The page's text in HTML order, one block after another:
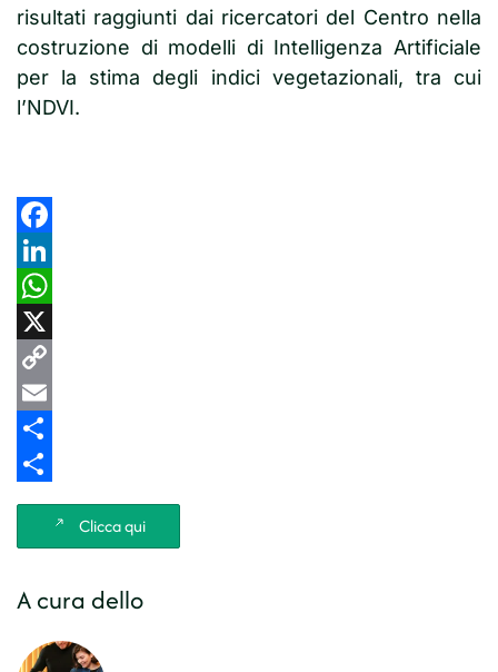
risultati raggiunti dai ricercatori del Centro nella
costruzione di modelli di Intelligenza Artificiale
per la stima degli indici vegetazionali, tra cui
l’NDVI.
Facebook
LinkedIn
WhatsApp
X
Copy
Link
Email
Share
Share
Clicca qui
A cura dello